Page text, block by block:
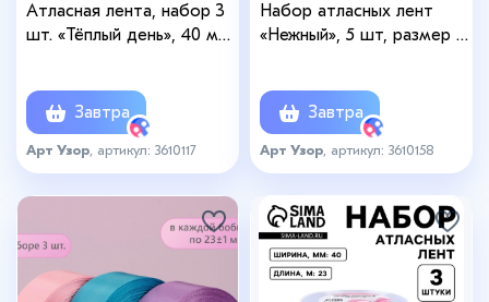
Атласная лента, набор 3
шт. «Тёплый день», 40 мм,
Завтра
Арт Узор , артикул: 3610117
Набор атласных лент
«Нежный», 5 шт, размер 1
Завтра
Арт Узор , артикул: 3610158